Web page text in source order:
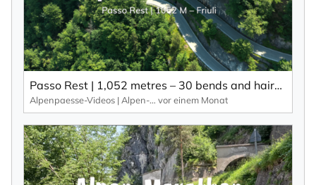
Passo Rest | 1,052 metres – 30 bends and hairpin bends and a narrow road characterise this Alpine pass.
Alpenpaesse-Videos | Alpen-Marathon vor einem Monat